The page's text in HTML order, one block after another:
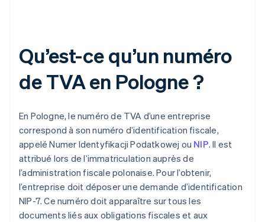
Qu’est-ce qu’un numéro
de TVA en Pologne ?
En Pologne, le numéro de TVA d’une entreprise
correspond à son numéro d’identification fiscale,
appelé Numer Identyfikacji Podatkowej ou NIP. Il est
attribué lors de l’immatriculation auprès de
l’administration fiscale polonaise. Pour l’obtenir,
l’entreprise doit déposer une demande d’identification
NIP-7. Ce numéro doit apparaître sur tous les
documents liés aux obligations fiscales et aux